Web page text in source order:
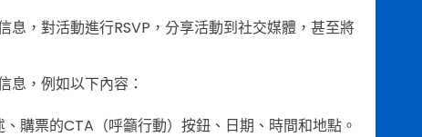
，對活動進行RSVP，分享活動到社交媒體，甚至將
息，例如以下內容：
購票的CTA（呼籲行動）按鈕、日期、時間和地點。